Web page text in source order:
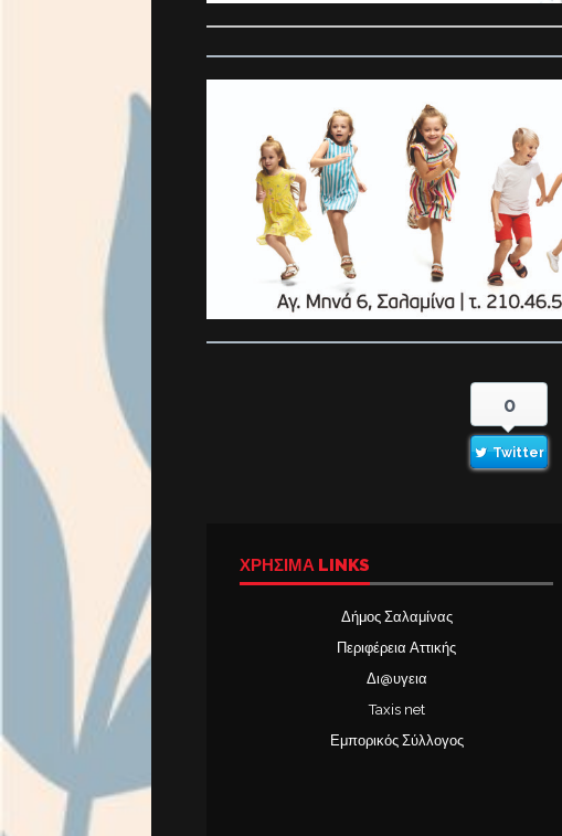
0
Twitter
ΧΡΉΣΙΜΑ LINKS
Δήμος Σαλαμίνας
Περιφέρεια Αττικής
Δι@υγεια
Taxis net
Εμπορικός Σύλλογος